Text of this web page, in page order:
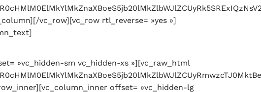
vc_row][vc_row rtl_reverse= »yes »]
»vc_hidden-sm vc_hidden-xs »][vc_raw_html
offset= »vc_hidden-lg